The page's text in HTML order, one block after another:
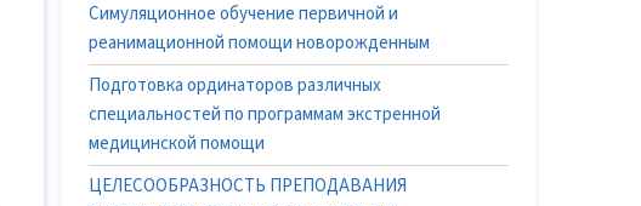
Симуляционное обучение первичной и
реанимационной помощи новорожденным
Подготовка ординаторов различных
специальностей по программам экстренной
медицинской помощи
ЦЕЛЕСООБРАЗНОСТЬ ПРЕПОДАВАНИЯ